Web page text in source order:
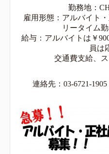
勤務地：
雇用形態：アルバイト
リータイム
給与：アルバイトは￥
員は
交通費支給、
連絡先：03-